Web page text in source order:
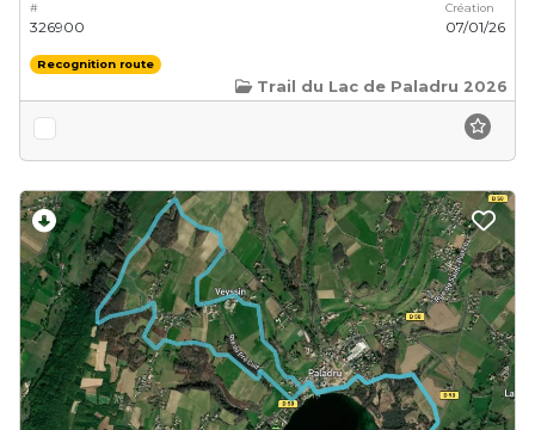
#
326900
Création
07/01/26
Recognition route
Trail du Lac de Paladru 2026